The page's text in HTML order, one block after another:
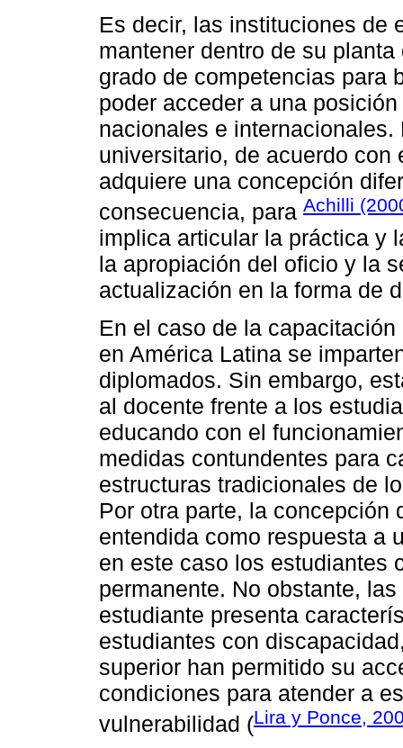
Es decir, las instituciones de
mantener dentro de su
grado de competencias para
poder acceder a una
nacionales e
universitario, de acuerdo
adquiere una concepción
consecuencia, para Achilli
implica articular la práctica y
la apropiación del oficio y la
actualización en la forma de
En el caso de la
en América Latina se
diplomados. Sin embargo,
al docente frente a los
educando con el
medidas contundentes para
estructuras tradicionales de
Por otra parte, la
entendida como respuesta a
en este caso los estudiantes
permanente. No obstante,
estudiante presenta
estudiantes con
superior han permitido su
condiciones para atender a
vulnerabilidad (Lira y Ponce,